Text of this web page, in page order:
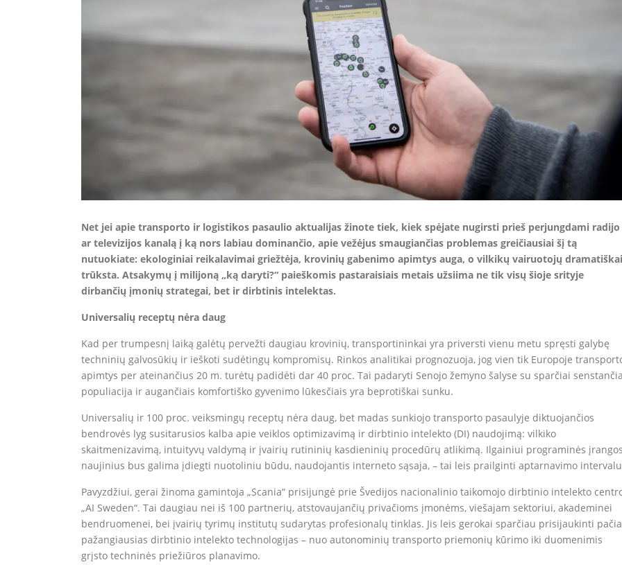
Net jei apie transporto ir logistikos pasaulio aktualijas žinote tiek, kiek spėjate nugirsti prieš perjungdami radijo
ar televizijos kanalą į ką nors labiau dominančio, apie vežėjus smaugiančias problemas greičiausiai šį tą
nutuokiate: ekologiniai reikalavimai griežtėja, krovinių gabenimo apimtys auga, o vilkikų vairuotojų dramatiškai
trūksta. Atsakymų į milijoną „ką daryti?“ paieškomis pastaraisiais metais užsiima ne tik visų šioje srityje
dirbančių įmonių strategai, bet ir dirbtinis intelektas.
Universalių receptų nėra daug
Kad per trumpesnį laiką galėtų pervežti daugiau krovinių, transportininkai yra priversti vienu metu spręsti galybę
techninių galvosūkių ir ieškoti sudėtingų kompromisų. Rinkos analitikai prognozuoja, jog vien tik Europoje
apimtys per ateinančius 20 m. turėtų padidėti dar 40 proc. Tai padaryti Senojo žemyno šalyse su sparčiai
populiacija ir augančiais komfortiško gyvenimo lūkesčiais yra beprotiškai sunku.
Universalių ir 100 proc. veiksmingų receptų nėra daug, bet madas sunkiojo transporto pasaulyje diktuojančios
bendrovės lyg susitarusios kalba apie veiklos optimizavimą ir dirbtinio intelekto (DI) naudojimą: vilkiko
skaitmenizavimą, intuityvų valdymą ir įvairių rutininių kasdieninių procedūrų atlikimą. Ilgainiui programinės
naujinius bus galima įdiegti nuotoliniu būdu, naudojantis interneto sąsaja, – tai leis prailginti aptarnavimo
Pavyzdžiui, gerai žinoma gamintoja „Scania“ prisijungė prie Švedijos nacionalinio taikomojo dirbtinio intelekto
„AI Sweden“. Tai daugiau nei iš 100 partnerių, atstovaujančių privačioms įmonėms, viešajam sektoriui, akademinei
bendruomenei, bei įvairių tyrimų institutų sudarytas profesionalų tinklas. Jis leis gerokai sparčiau prisijaukinti
pažangiausias dirbtinio intelekto technologijas – nuo autonominių transporto priemonių kūrimo iki duomenimis
grįsto techninės priežiūros planavimo.